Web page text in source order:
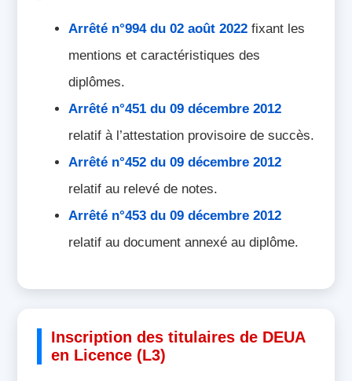
Arrêté n°994 du 02 août 2022 fixant les
mentions et caractéristiques des
diplômes.
Arrêté n°451 du 09 décembre 2012
relatif à l’attestation provisoire de succès.
Arrêté n°452 du 09 décembre 2012
relatif au relevé de notes.
Arrêté n°453 du 09 décembre 2012
relatif au document annexé au diplôme.
Inscription des titulaires de DEUA
en Licence (L3)